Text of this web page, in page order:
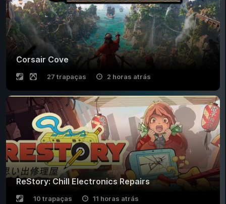
Corsair Cove
27 trapaças 2 horas atrás
ReStory: Chill Electronics Repairs
10 trapaças 11 horas atrás